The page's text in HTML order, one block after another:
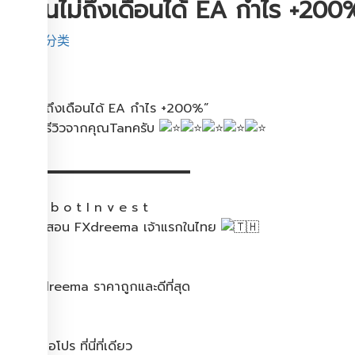
“เรียนไม่ถึงเดือนได้ EA กำไร​
未分类
“เรียนไม่ถึงเดือนได้ EA กำไร​ +200%”
ขอบคุณ​รีวิวจากคุณTanครับ​
▂▂▂▂▂▂▂▂▂▂▂▂▂▂▂
J o b o t I n v e s t
ต้นตำรับสอน FXdreema เจ้าแรกในไทย
สอน fxdreema ราคาถูกและดีที่สุด
0 จนเป็นือโปร ที่นี่ที่เดียว